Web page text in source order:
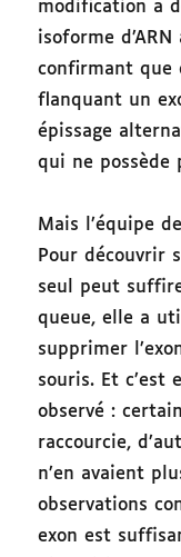
modification a
isoforme d’ARN
confirmant que
flanquant un
épissage
qui ne possède
Mais l’équipe
Pour découvrir
seul peut
queue, elle a
supprimer
souris. Et c’est
observé :
raccourcie,
n’en avaient
observations
exon est